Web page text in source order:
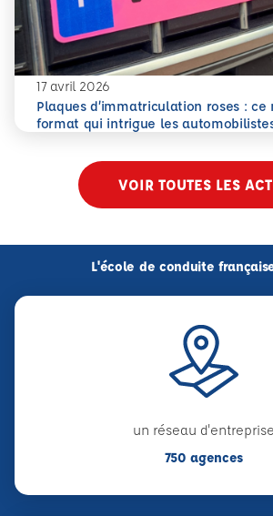
17 avril 2026
Plaques d’immatriculation roses : ce
format qui intrigue les
En savoir plus
Plaques d’immatriculation roses :
VOIR TOUTES LES
L'école de conduite
un réseau d'entreprise
750 agences